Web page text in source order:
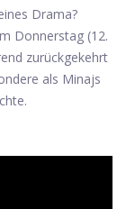
Drama?
Donnerstag (12.
zurückgekehrt
als Minajs